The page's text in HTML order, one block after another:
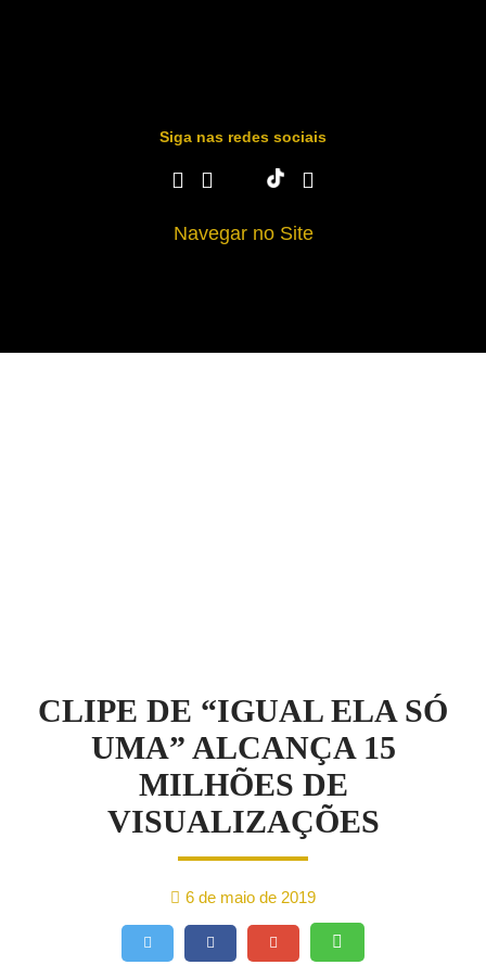
Siga nas redes sociais
Navegar no Site
CLIPE DE “IGUAL ELA SÓ
UMA” ALCANÇA 15
MILHÕES DE
VISUALIZAÇÕES
6 de maio de 2019